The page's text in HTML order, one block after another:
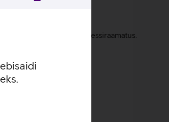
hädaabikontaktile aadressiraamatus.